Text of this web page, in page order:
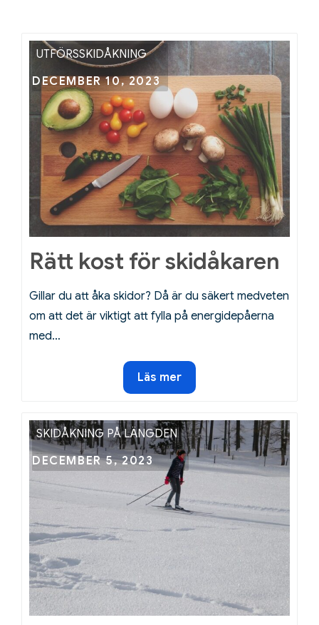
UTFÖRSSKIDÅKNING
Posted
DECEMBER 10, 2023
Rätt kost för skidåkaren
Gillar du att åka skidor? Då är du säkert medveten
om att det är viktigt att fylla på energidepåerna
med…
Rätt
kost
skidåkaren
Läs mer
SKIDÅKNING PÅ LÄNGDEN
Posted
on
DECEMBER 5, 2023